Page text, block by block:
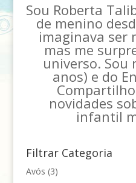
Sou Roberta
de menino
imaginava ser
mas me
universo. Sou
anos) e do
novidades
infantil
Filtrar Categoria
Avós (3)